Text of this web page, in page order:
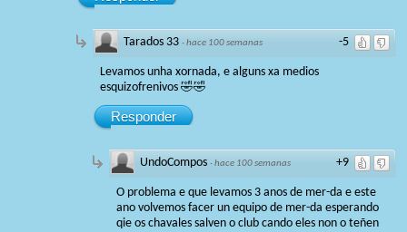
-5
Tarados 33 ·hace 100 semanas
Levamos unha xornada, e alguns xa medios
esquizofrenivos 🤣🤣
Responder
+9
UndoCompos ·hace 100 semanas
O problema e que levamos 3 anos de mer-da e este
ano volvemos facer un equipo de mer-da esperando
qie os chavales salven o club cando eles non o teñen